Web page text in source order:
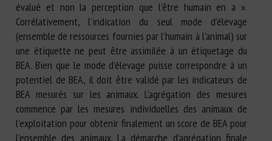
évalué et non la perception que l’être humain en a ».
Corrélativement, l’indication du seul mode d’élevage
(ensemble de ressources fournies par l’humain à l’animal) sur
une étiquette ne peut être assimilée à un étiquetage du
BEA. Bien que le mode d’élevage puisse correspondre à un
potentiel de BEA, il doit être validé par les indicateurs de
BEA mesurés sur les animaux. L’agrégation des mesures
commence par les mesures individuelles des animaux de
l’exploitation pour obtenir finalement un score de BEA pour
l’ensemble des animaux. La démarche d’agrégation finale